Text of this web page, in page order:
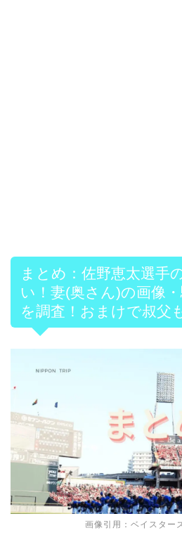
まとめ：佐野恵太選手
い！妻(奥さん)の画像
を調査！おまけで叔父
画像引用：ベイスター